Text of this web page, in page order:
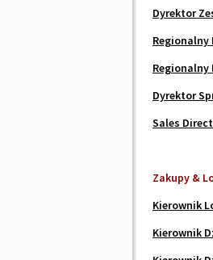
Dyrektor
Regionalny
Regionalny
Dyrektor
Sales
Zakupy &
Kierownik
Kierownik